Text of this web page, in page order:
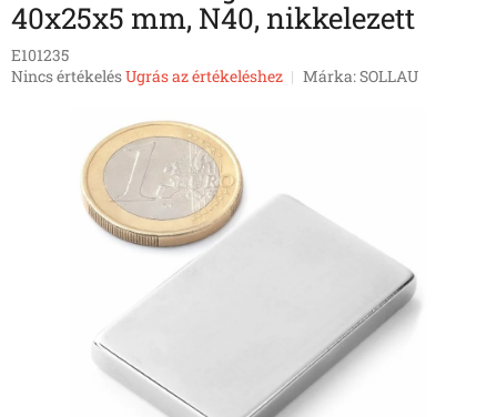
40x25x5 mm, N40, nikkelezett
E101235
A
Nincs értékelésUgrás az értékeléshez Márka:SOLLAU